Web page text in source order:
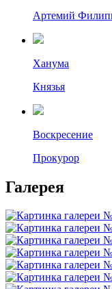
Артемий
Ханума
Князья
Воскресение
Прокурор
Галерея